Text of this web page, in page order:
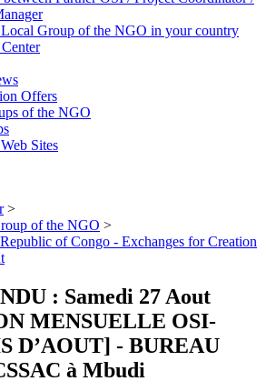
Local Group of the NGO in your country
Offers
of the NGO
Sites
>
of the NGO >
of Congo - Exchanges for Creation
: Samedi 27 Aout
MENSUELLE OSI-
D’AOUT] - BUREAU
à Mbudi